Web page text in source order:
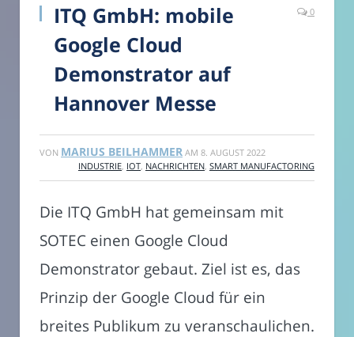
ITQ GmbH: mobile
Google Cloud
Demonstrator auf
Hannover Messe
0
VON MARIUS BEILHAMMER AM 8. AUGUST 2022
INDUSTRIE IOT NACHRICHTEN SMART MANUFACTORING
Die ITQ GmbH hat gemeinsam mit
SOTEC einen Google Cloud
Demonstrator gebaut. Ziel ist es, das
Prinzip der Google Cloud für ein
breites Publikum zu veranschaulichen.